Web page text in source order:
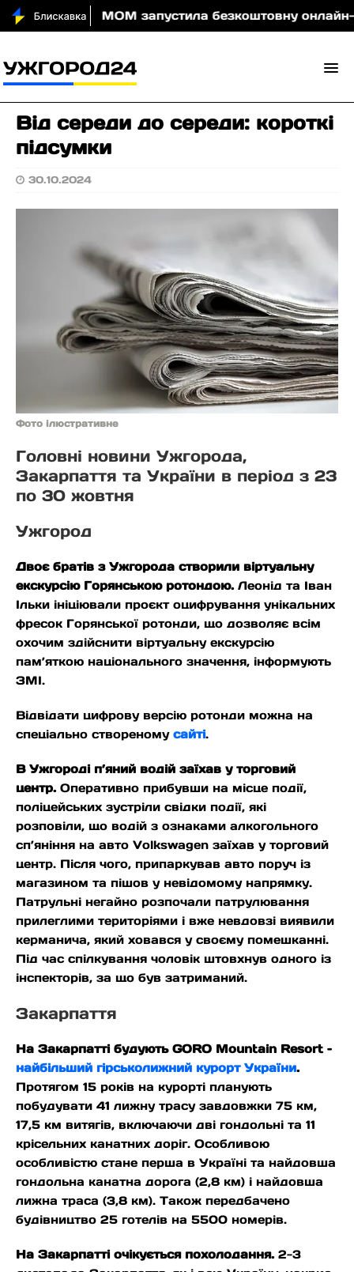
вночі МОМ запустила безкоштовну онлайн-гру,
Від середи до середи: короткі
підсумки
30.10.2024
Фото ілюстративне
Головні новини Ужгорода,
Закарпаття та України в період з 23
по 30 жовтня
Ужгород
Двоє братів з Ужгорода створили віртуальну
екскурсію Горянською ротондою.Леонід та Іван
Ільки ініціювали проєкт оцифрування унікальних
фресок Горянської ротонди, що дозволяє всім
охочим здійснити віртуальну екскурсію
пам’яткою національного значення, інформують
ЗМІ.
Відвідати цифрову версію ротонди можна на
спеціально створеному сайті.
В Ужгороді п’яний водій заїхав у торговий
центр.Оперативно прибувши на місце події,
поліцейських зустріли свідки події, які
розповіли, що водій з ознаками алкогольного
сп’яніння на авто Volkswagen заїхав у торговий
центр. Після чого, припаркував авто поруч із
магазином та пішов у невідомому напрямку.
Патрульні негайно розпочали патрулювання
прилеглими територіями і вже невдовзі виявили
керманича, який ховався у своєму помешканні.
Під час спілкування чоловік штовхнув одного із
інспекторів, за що був затриманий.
Закарпаття
На Закарпатті будують GORO Mountain Resort –
найбільший гірськолижний курорт України.
Протягом 15 років на курорті планують
побудувати 41 лижну трасу завдовжки 75 км,
17,5 км витягів, включаючи дві гондольні та 11
крісельних канатних доріг. Особливою
особливістю стане перша в Україні та найдовша
гондольна канатна дорога (2,8 км) і найдовша
лижна траса (3,8 км). Також передбачено
будівництво 25 готелів на 5500 номерів.
На Закарпатті очікується похолодання.2-3